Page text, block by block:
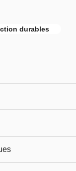
durables